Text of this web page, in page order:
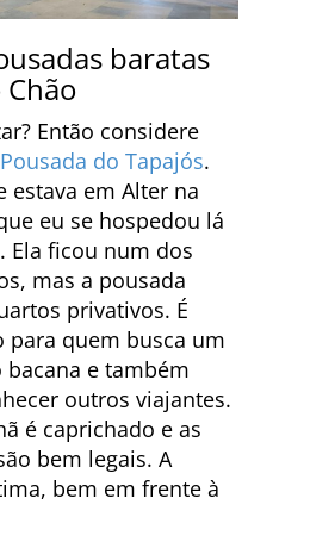
baratas
Então considere
do Tapajós.
estava em Alter na
eu se hospedou lá
Ela ficou num dos
mas a pousada
privativos. É
para quem busca um
e também
outros viajantes.
é caprichado e as
bem legais. A
bem em frente à